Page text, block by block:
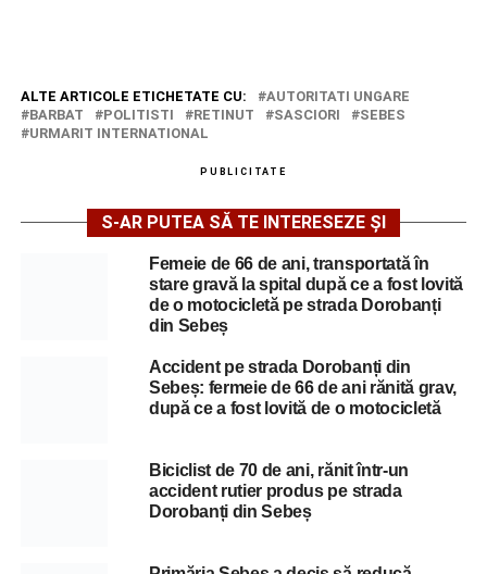
ALTE ARTICOLE ETICHETATE CU:
AUTORITATI UNGARE
BARBAT
POLITISTI RETINUT SASCIORI
SEBES
URMARIT INTERNATIONAL
PUBLICITATE
S-AR PUTEA SĂ TE INTERESEZE ȘI
Femeie de 66 de ani, transportată în
stare gravă la spital după ce a fost lovită
de o motocicletă pe strada Dorobanți
din Sebeș
Accident pe strada Dorobanți din
Sebeș: fermeie de 66 de ani rănită grav,
după ce a fost lovită de o motocicletă
Biciclist de 70 de ani, rănit într-un
accident rutier produs pe strada
Dorobanți din Sebeș